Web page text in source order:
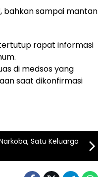
bahkan sampai mantan
rapat informasi
di medsos yang
saat dikonfirmasi
Satu Keluarga